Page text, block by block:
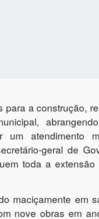
a construção,
atendimento
geral de
toda a
maciçamente em
nove obras em